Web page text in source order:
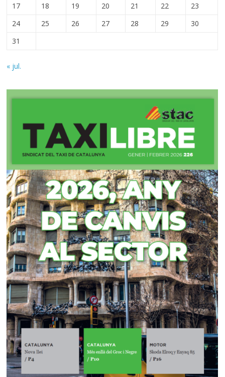
17
18 19 20 21 22
23
24
25 26 27 28 29
30
31
« jul.